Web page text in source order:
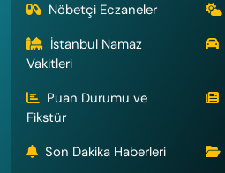
Nöbetçi Eczaneler
İstanbul Namaz
Vakitleri
Puan Durumu ve
Fikstür
Son Dakika Haberleri